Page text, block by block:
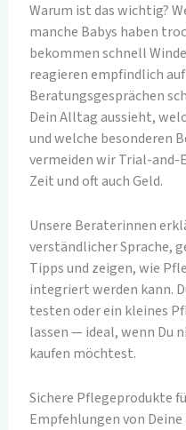
Warum ist das wichtig?
manche Babys haben
bekommen schnell
reagieren empfindlich
Beratungsgesprächen
Dein Alltag aussieht,
und welche besonderen
vermeiden wir Trial-and-
Zeit und oft auch Geld.
Unsere Beraterinnen
verständlicher Sprache,
Tipps und zeigen, wie
integriert werden kann.
testen oder ein kleines
lassen — ideal, wenn Du
kaufen möchtest.
Sichere Pflegeprodukte
Empfehlungen von